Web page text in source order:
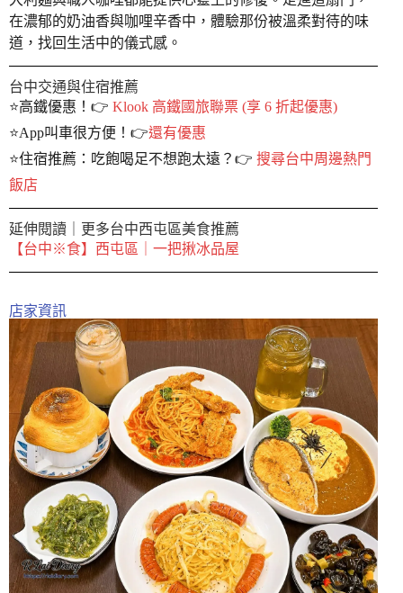
在濃郁的奶油香與咖哩辛香中，體驗那份被溫柔對待的味
道，找回生活中的儀式感。
台中交通與住宿推薦
⭐️高鐵優惠！👉 Klook 高鐵國旅聯票 (享 6 折起優惠)
⭐️App叫車很方便！👉還有優惠
⭐️住宿推薦：吃飽喝足不想跑太遠？👉 搜尋台中周邊熱門
飯店
延伸閱讀｜更多台中西屯區美食推薦
【台中※食】西屯區｜一把揪冰品屋
店家資訊